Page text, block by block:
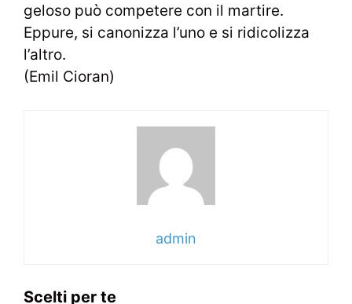
geloso può competere con il martire.
Eppure, si canonizza l’uno e si ridicolizza
l’altro.
(Emil Cioran)
admin
Scelti per te